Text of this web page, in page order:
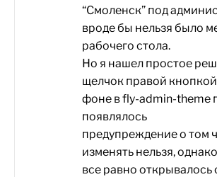
“Смоленск” под
вроде бы нельзя было
рабочего стола.
Но я нашел простое
щелчок правой
фоне в fly-admin-theme
появлялось
предупреждение о том
изменять нельзя,
все равно